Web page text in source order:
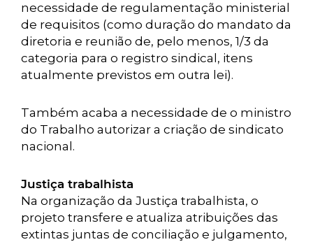
necessidade de regulamentação ministerial
de requisitos (como duração do mandato da
diretoria e reunião de, pelo menos, 1/3 da
categoria para o registro sindical, itens
atualmente previstos em outra lei).
Também acaba a necessidade de o ministro
do Trabalho autorizar a criação de sindicato
nacional.
Justiça trabalhista
Na organização da Justiça trabalhista, o
projeto transfere e atualiza atribuições das
extintas juntas de conciliação e julgamento,